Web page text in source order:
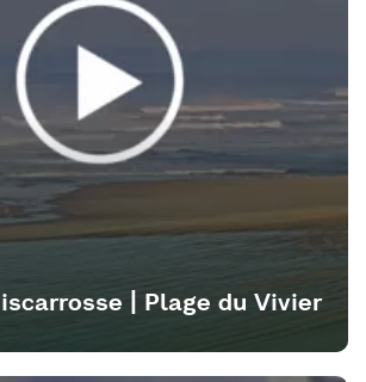
| Plage du Vivier